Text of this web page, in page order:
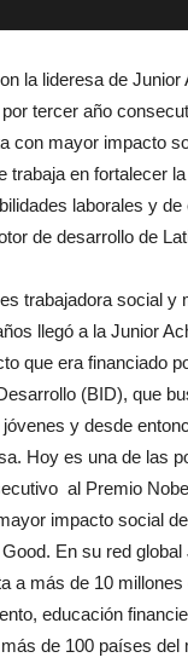
la lideresa de Junior
tercer año
con mayor impacto
trabaja en fortalecer
laborales y
de desarrollo de
trabajadora social y
llegó a la Junior
que era financiado
(BID), que
y desde
Hoy es una de las
al Premio
impacto social
En su red
a más de 10
educación
de 100 países del